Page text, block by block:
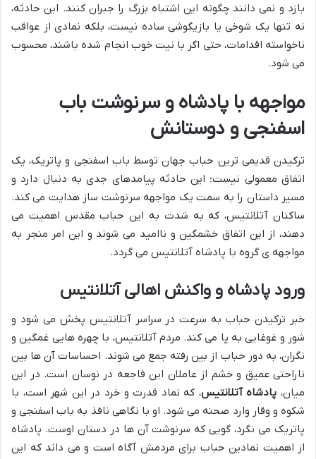
بازد و نمی دانند چگونه این اشتباه بزرگ را جبران کنند. این حادثه،
نه تنها یک شوخی یا بازیگوشی ساده نیست، بلکه نمادی از عواقب
ناخواسته اقدامات، حتی اگر با نیت خوب انجام شده باشند، محسوب
می شود.
مواجهه با پادشاه و سرنوشت باب
اسفنجی و دوستانش
ترکیدن قدیمی ترین حباب جهان توسط باب اسفنجی و پاتریک، یک
اتفاق معمولی نیست؛ این حادثه پیامدهای جدی به دنبال دارد و
مسیر داستان را به سمت یک مواجهه سرنوشت ساز هدایت می کند.
ساکنان آتلانتیس، که به شدت به این حباب مقدس اهمیت می
دهند، از این اتفاق خشمگین و ناامید می شوند و این امر منجر به
مواجهه ی گروه با پادشاه آتلانتیس می گردد.
ورود پادشاه و واکنش اهالی آتلانتیس
خبر ترکیدن حباب به سرعت در سراسر آتلانتیس پخش می شود و
شور و غوغایی به پا می کند. مردم آتلانتیس، با چهره هایی غمگین و
نگران، به دور حباب از بین رفته جمع می شوند. احساسات آن ها بین
ناراحتی عمیق و خشم از عاملان این فاجعه در نوسان است. در این
میان، پادشاه آتلانتیس، که نماد قدرت و خرد در این شهر است، با
شکوه و وقار وارد صحنه می شود. او با نگاهی نافذ به باب اسفنجی و
پاتریک می نگرد، گویی که سرنوشت آن ها در دستان اوست. پادشاه
از اهمیت نمادین حباب برای مردمش آگاه است و می داند که این